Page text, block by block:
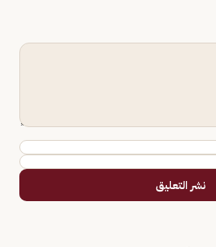
نشر التعليق